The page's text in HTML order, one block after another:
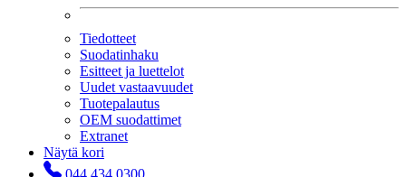
Tiedotteet
Suodatinhaku
Esitteet ja luettelot
Uudet vastaavuudet
Tuotepalautus
OEM suodattimet
Extranet
Näytä kori
044 434 0300